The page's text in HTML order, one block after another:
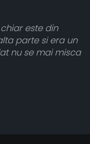
Toate sunt foarte
atât de bine în
cele 8 bucati dar